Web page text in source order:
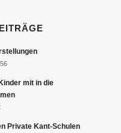
mit in die
Private Kant-Schulen